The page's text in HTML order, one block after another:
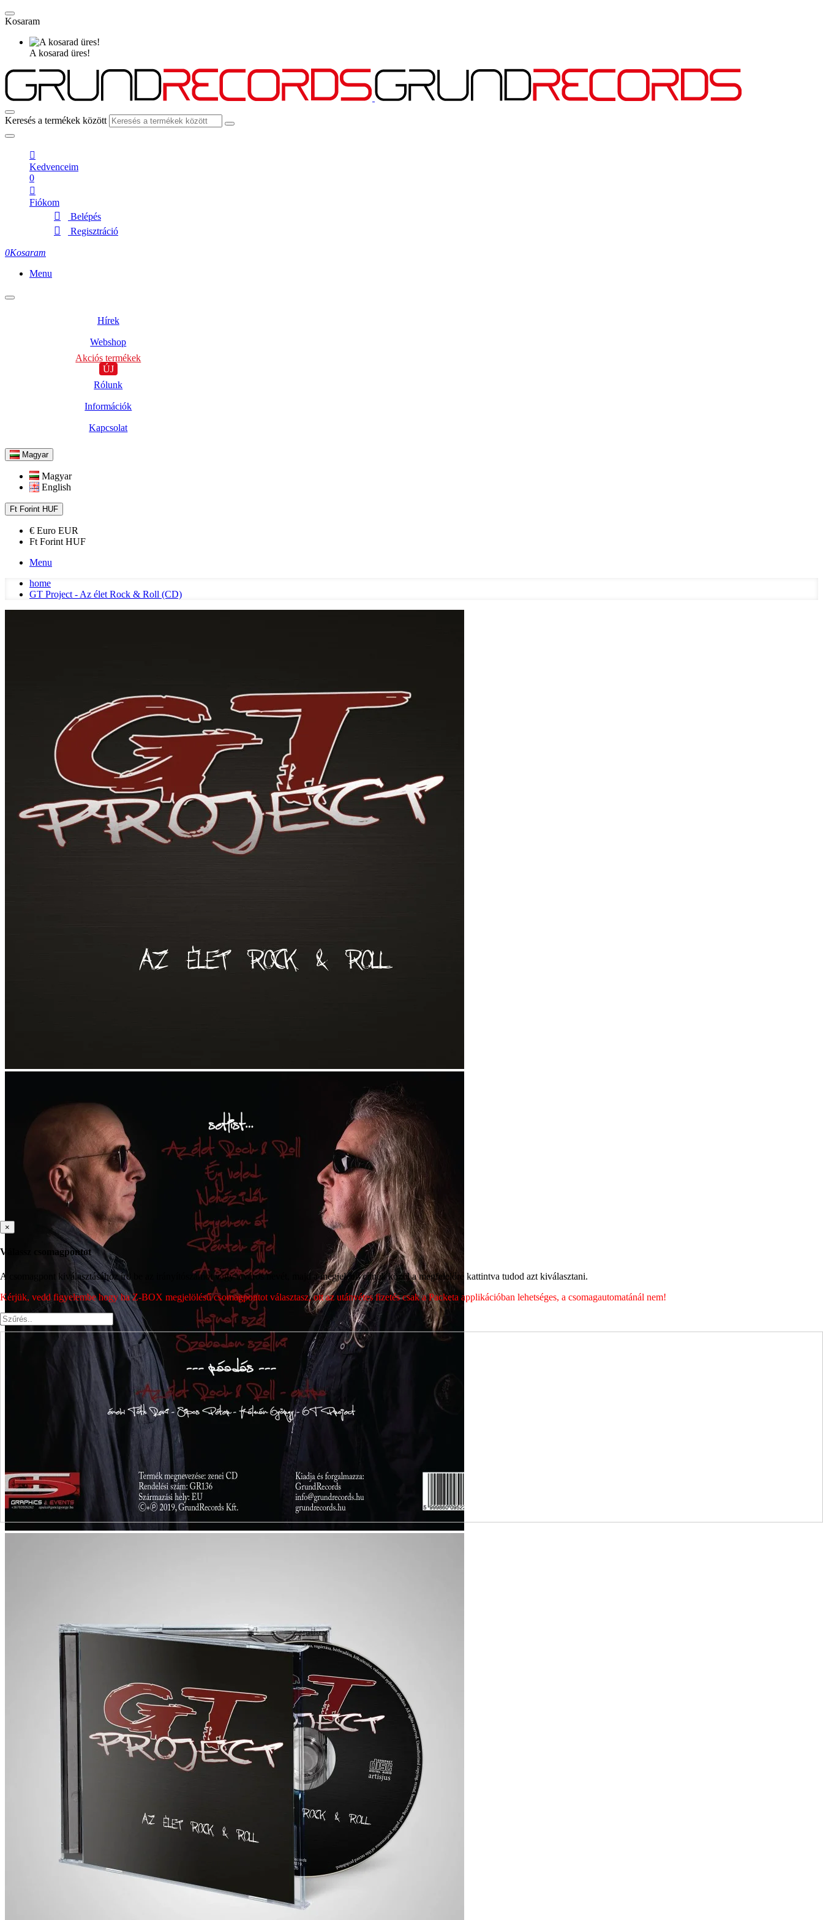
Kosaram
A kosarad üres!
Keresés a termékek között
Kedvenceim
0
Fiókom
Belépés
Regisztráció
0Kosaram
Menu
Hírek
Webshop
Akciós termékek
ÚJ
Rólunk
Információk
Kapcsolat
Magyar
Magyar
English
Ft Forint HUF
€ Euro EUR
Ft Forint HUF
Menu
home
GT Project - Az élet Rock & Roll (CD)
×
Válassz csomagpontot
A csomagpont kiválasztásához írd be az irányítószámot vagy a város nevét, majd a megjelenő címek közül a megfelelőre kattintva tudod azt kiválasztani.
Kérjük, vedd figyelembe hogy ha Z-BOX megjelölésű csomagpontot választasz, ott az utánvétes fizetés csak a Packeta applikációban lehetséges, a csomagautomatánál nem!